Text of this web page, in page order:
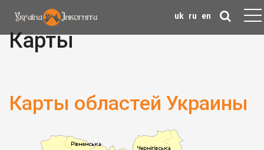
uk ru en
Карты
Карты областей Украины